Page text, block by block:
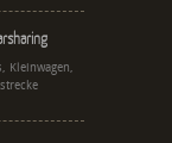
Kleinwagen,